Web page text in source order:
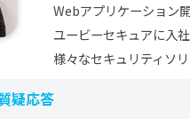
Webアプリケーション
ユービーセキュアに入社
様々なセキュリティソ
疑応答